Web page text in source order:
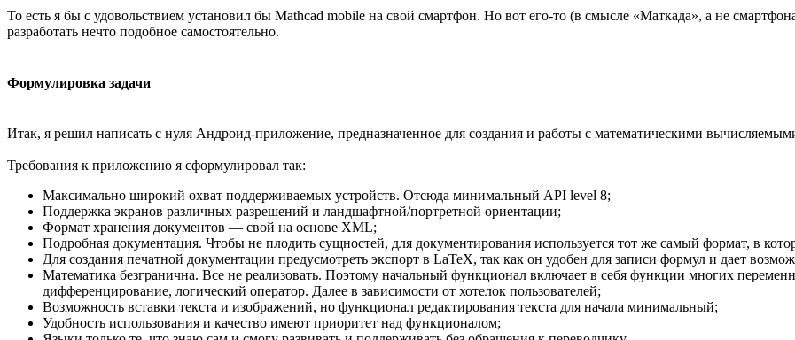
То есть я бы с удовольствием установил бы Mathcad mobile на свой смартфон. Но вот его-то (в смысле «Маткада», а не
разработать нечто подобное самостоятельно.
Формулировка задачи
Итак, я решил написать с нуля Андроид-приложение, предназначенное для создания и работы с математическими
Требования к приложению я сформулировал так:
Максимально широкий охват поддерживаемых устройств. Отсюда минимальный API level 8;
Поддержка экранов различных разрешений и ландшафтной/портретной ориентации;
Формат хранения документов — свой на основе XML;
Подробная документация. Чтобы не плодить сущностей, для документирования используется тот же самый формат, в
Для создания печатной документации предусмотреть экспорт в LaTeX, так как он удобен для записи формул и дает
Математика безгранична. Все не реализовать. Поэтому начальный функционал включает в себя функции многих
дифференцирование, логический оператор. Далее в зависимости от хотелок пользователей;
Возможность вставки текста и изображений, но функционал редактирования текста для начала минимальный;
Удобность использования и качество имеют приоритет над функционалом;